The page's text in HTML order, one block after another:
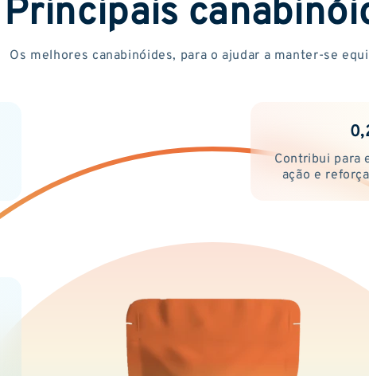
Os melhores canabinóides, para o ajudar a manter-se
Contribui para
ação e